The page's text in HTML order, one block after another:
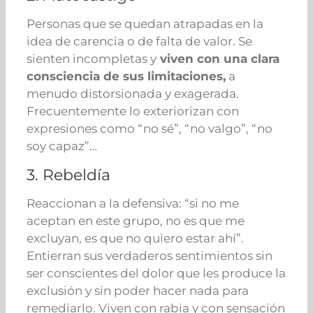
Personas que se quedan atrapadas en la
idea de carencia o de falta de valor. Se
sienten incompletas y viven con una clara
consciencia de sus limitaciones, a
menudo distorsionada y exagerada.
Frecuentemente lo exteriorizan con
expresiones como “no sé”, “no valgo”, “no
soy capaz”…
3. Rebeldía
Reaccionan a la defensiva: “si no me
aceptan en este grupo, no es que me
excluyan, es que no quiero estar ahí”.
Entierran sus verdaderos sentimientos sin
ser conscientes del dolor que les produce la
exclusión y sin poder hacer nada para
remediarlo. Viven con rabia y con sensación